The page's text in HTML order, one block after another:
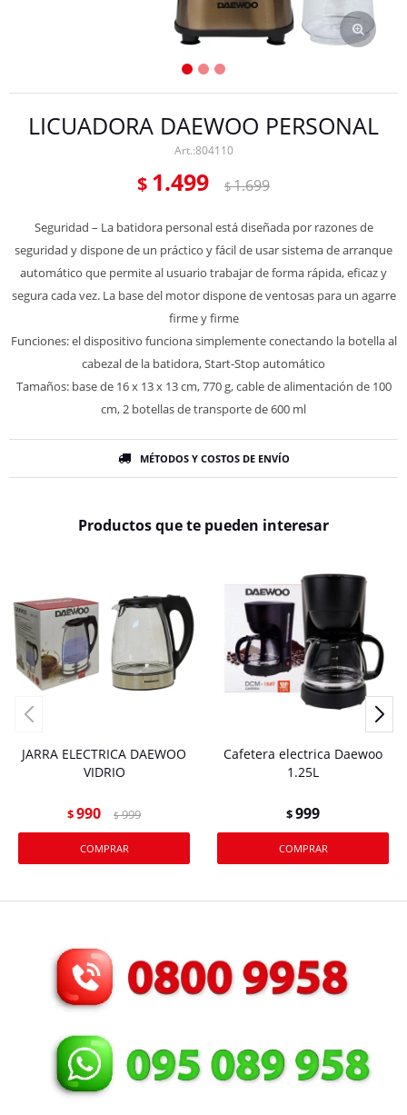
LICUADORA DAEWOO PERSONAL
804110
$ 1.499 $1.699
Seguridad – La batidora personal está diseñada por razones de
seguridad y dispone de un práctico y fácil de usar sistema de arranque
automático que permite al usuario trabajar de forma rápida, eficaz y
segura cada vez. La base del motor dispone de ventosas para un agarre
firme y firme
Funciones: el dispositivo funciona simplemente conectando la botella al
cabezal de la batidora, Start-Stop automático
Tamaños: base de 16 x 13 x 13 cm, 770 g, cable de alimentación de 100
cm, 2 botellas de transporte de 600 ml
MÉTODOS Y COSTOS DE ENVÍO
Productos que te pueden interesar
JARRA ELECTRICA DAEWOO
VIDRIO
$990 $ 999
Cafetera electrica Daewoo
1.25L
$999